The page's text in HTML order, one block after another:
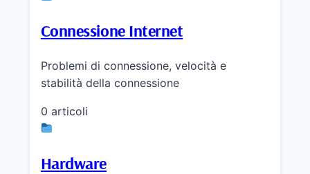
Connessione Internet
Problemi di connessione, velocità e
stabilità della connessione
0 articoli
Hardware